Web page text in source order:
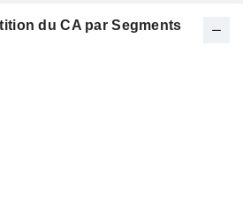
du CA par Segments